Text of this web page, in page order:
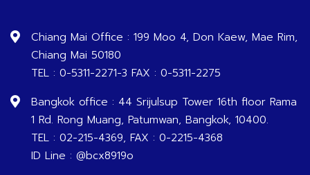
Chiang Mai Office : 199 Moo 4, Don Kaew, Mae Rim,
Chiang Mai 50180
TEL : 0-5311-2271-3 FAX : 0-5311-2275
Bangkok office : 44 Srijulsup Tower 16th floor Rama
1 Rd. Rong Muang, Patumwan, Bangkok, 10400.
TEL : 02-215-4369, FAX : 0-2215-4368
ID Line : @bcx8919o